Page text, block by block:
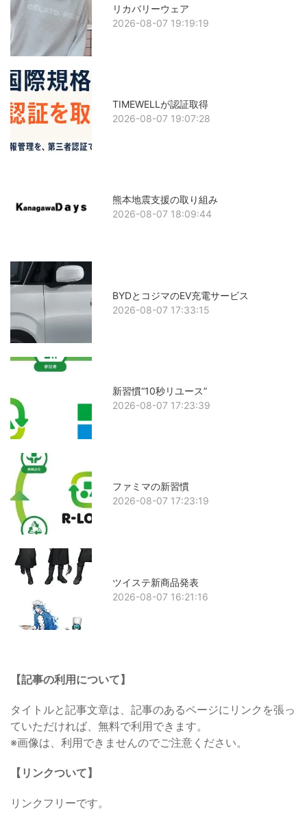
リカバリーウェア
2026-08-07 19:19:19
TIMEWELLが認証取得
2026-08-07 19:07:28
熊本地震支援の取り組み
2026-08-07 18:09:44
BYDとコジマのEV充電サービス
2026-08-07 17:33:15
新習慣“10秒リユース”
2026-08-07 17:23:39
ファミマの新習慣
2026-08-07 17:23:19
ツイステ新商品発表
2026-08-07 16:21:16
【記事の利用について】
タイトルと記事文章は、記事のあるページにリンクを張っ
ていただければ、無料で利用できます。
※画像は、利用できませんのでご注意ください。
【リンクついて】
リンクフリーです。